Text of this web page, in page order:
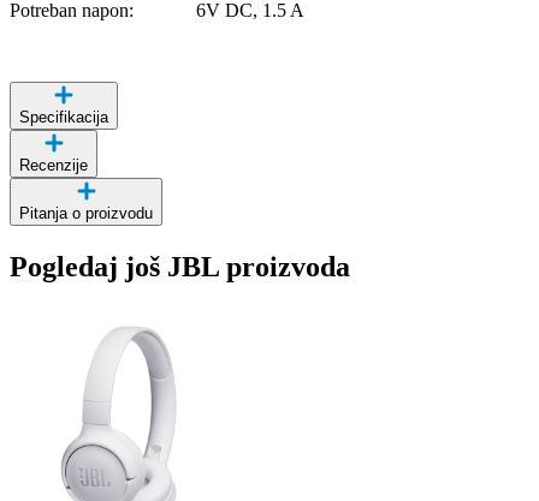
Potreban napon: 6V DC, 1.5 A
Specifikacija
Recenzije
Pitanja o proizvodu
Pogledaj još JBL proizvoda